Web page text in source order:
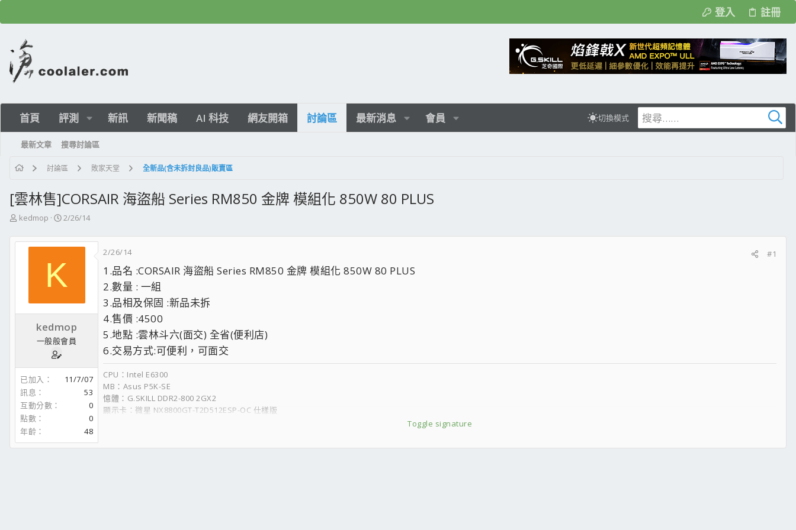
登入 註冊
首頁 評測 新訊 新聞稿 AI 科技 網友開箱 討論區 最新消息 會員 切換模式
最新文章 搜尋討論區
討論區 敗家天堂 全新品(含未拆封良品)販賣區
[雲林售]CORSAIR 海盜船 Series RM850 金牌 模組化 850W 80 PLUS
主
發
kedmop
開
日
2/26/14
K
kedmop
一般般會員
已加入
11/7/07
訊息
53
互動分數
0
點數
0
年齡
48
2/26/14 #1
1.品名 :CORSAIR 海盜船 Series RM850 金牌 模組化 850W 80 PLUS
2.數量 : 一組
3.品相及保固 :新品未拆
4.售價 :4500
5.地點 :雲林斗六(面交) 全省(便利店)
6.交易方式:可便利，可面交
Toggle signature
CPU：Intel E6300
MB：Asus P5K-SE
憶體：G.SKILL DDR2-800 2GX2
顯示卡：微星 NX8800GT-T2D512ESP-OC 仕樣版
DVD-R/RW：SONY DRU-V200A